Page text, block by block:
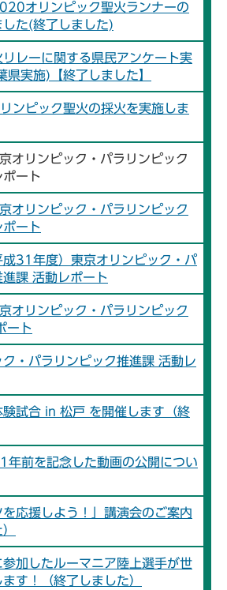
オリンピック聖火ランナーの
た(終了しました)
レーに関する県民アンケート実
県実施)【終了しました】
ンピック聖火の採火を実施しま
オリンピック・パラリンピック
ート
オリンピック・パラリンピック
ート
成31年度）東京オリンピック・パ
課 活動レポート
オリンピック・パラリンピック
ート
・パラリンピック推進課 活動レ
験試合 in 松戸 を開催します（終
前を記念した動画の公開につい
を応援しよう！」講演会のご案内
加したルーマニア陸上選手が世
す！（終了しました）